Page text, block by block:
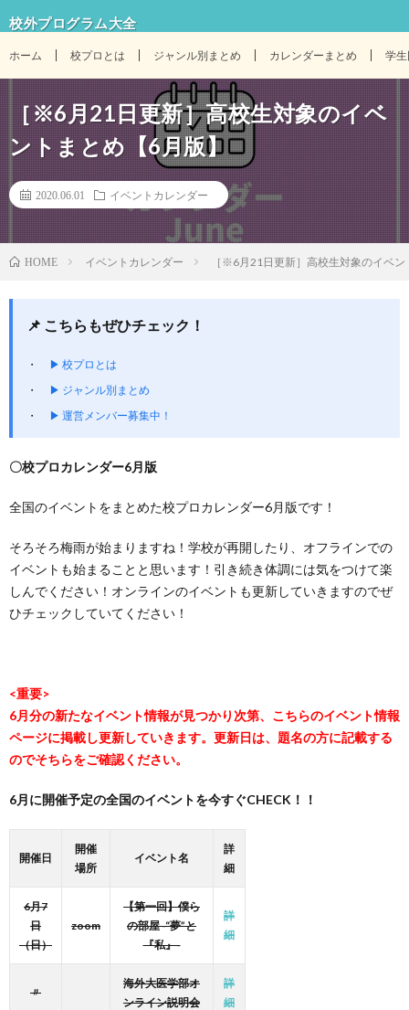
校外プログラム大全
ホーム 校プロとは ジャンル別まとめ カレンダーまとめ 学
［※6月21日更新］高校生対象のイベ
ントまとめ【6月版】
2020.06.01 イベントカレンダー
HOME イベントカレンダー ［※6月21日更新］高校生対象のイベ
📌 こちらもぜひチェック！
▶ 校プロとは
▶ ジャンル別まとめ
▶ 運営メンバー募集中！
〇校プロカレンダー6月版
全国のイベントをまとめた校プロカレンダー6月版です！
そろそろ梅雨が始まりますね！学校が再開したり、オフラインでの
イベントも始まることと思います！引き続き体調には気をつけて楽
しんでください！オンラインのイベントも更新していきますのでぜ
ひチェックしていてください！
<重要>
6月分の新たなイベント情報が見つかり次第、こちらのイベント情報
ページに掲載し更新していきます。更新日は、題名の方に記載する
のでそちらをご確認ください。
6月に開催予定の全国のイベントを今すぐCHECK！！
開催日
開催
場所
イベント名
詳
細
6月7
日
（日）
zoom
【第一回】僕ら
の部屋 -“夢”と
『私』-
詳
細
〃
海外大医学部オ
ンライン説明会
詳
細